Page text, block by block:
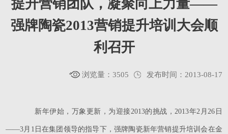
提升营销团队，凝聚向上力量——
强牌陶瓷2013营销提升培训大会顺
利召开
发布时间：2013-08-17
浏览量：3505
新年伊始，万象更新，为迎接2013的挑战，2013年2月26日
——3月1日在集团领导的指导下，强牌陶瓷新年营销提升培训会在金